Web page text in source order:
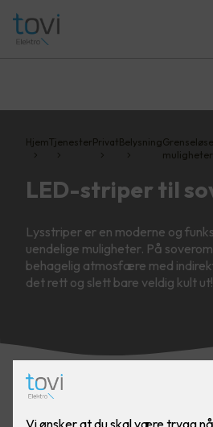
HjemTjenesterPrivatBelysningGrenseløse
LED-striper til
Lysstriper er en moderne og
uendelige muligheter. På
behagelig atmosfære med
det rett og slett bare veldig kult ut!
Slapp av og trekk
stemningsfull